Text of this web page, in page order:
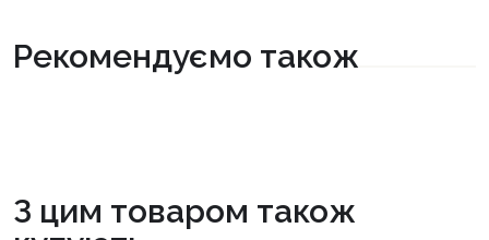
Рекомендуємо також
З цим товаром також